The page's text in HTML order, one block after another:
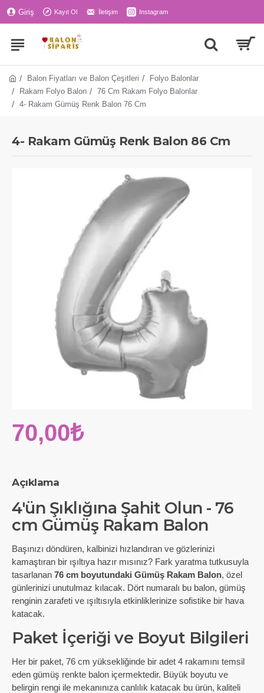
Giriş Kayıt Ol İletişim Instagram
Balon Fiyatları ve Balon Çeşitleri
Folyo Balonlar
Rakam Folyo Balon
76 Cm Rakam Folyo Balonlar
4- Rakam Gümüş Renk Balon 76 Cm
4- Rakam Gümüş Renk Balon 86 Cm
Açıklama
4'ün Şıklığına Şahit Olun - 76
cm Gümüş Rakam Balon
Başınızı döndüren, kalbinizi hızlandıran ve gözlerinizi
kamaştıran bir ışıltıya hazır mısınız? Fark yaratma tutkusuyla
tasarlanan 76 cm boyutundaki Gümüş Rakam Balon, özel
günlerinizi unutulmaz kılacak. Dört numaralı bu balon, gümüş
renginin zarafeti ve ışıltısıyla etkinliklerinize sofistike bir hava
katacak.
Paket İçeriği ve Boyut Bilgileri
Her bir paket, 76 cm yüksekliğinde bir adet 4 rakamını temsil
eden gümüş renkte balon içermektedir. Büyük boyutu ve
belirgin rengi ile mekanınıza canlılık katacak bu ürün, kaliteli
70,00₺